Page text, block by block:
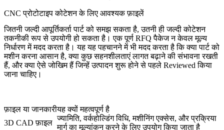
CNC प्रोटोटाइप कोटेशन के लिए आवश्यक फ़ाइलें
जितनी जल्दी आपूर्तिकर्ता पार्ट को समझ सकता है, उतनी ही जल्दी कोटेशन
तकनीकी रूप से उपयोगी हो सकता है। एक पूर्ण RFQ पैकेज न केवल मूल्य
निर्धारण में मदद करता है। यह यह पहचानने में भी मदद करता है कि क्या पार्ट को
मशीन करना आसान है, क्या कुछ सहनशीलताएं लागत बढ़ाने की संभावना रखती
हैं, और क्या ऐसे जोखिम हैं जिन्हें उत्पादन शुरू होने से पहले Reviewed किया
जाना चाहिए।
फ़ाइल या जानकारीयह क्यों महत्वपूर्ण है
3D CAD फ़ाइल
ज्यामिति, वर्कहोल्डिंग विधि, मशीनिंग एक्सेस, और प्रक्रिया
मार्ग का मूल्यांकन करने के लिए उपयोग किया जाता है